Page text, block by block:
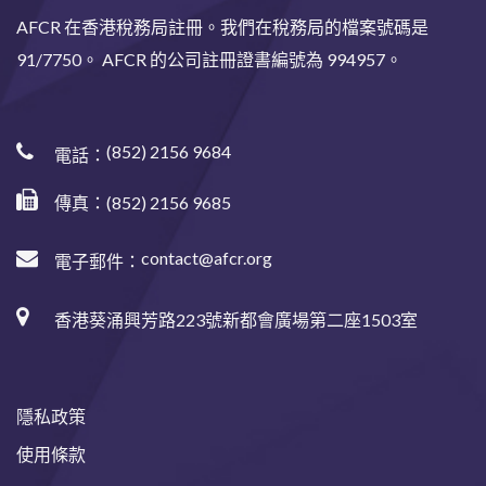
AFCR 在香港稅務局註冊。我們在稅務局的檔案號碼是
91/7750。 AFCR 的公司註冊證書編號為 994957。
電話： (852) 2156 9684
傳真：(852) 2156 9685
電子郵件： contact@afcr.org
香港葵涌興芳路223號新都會廣場第二座1503室
隱私政策
使用條款